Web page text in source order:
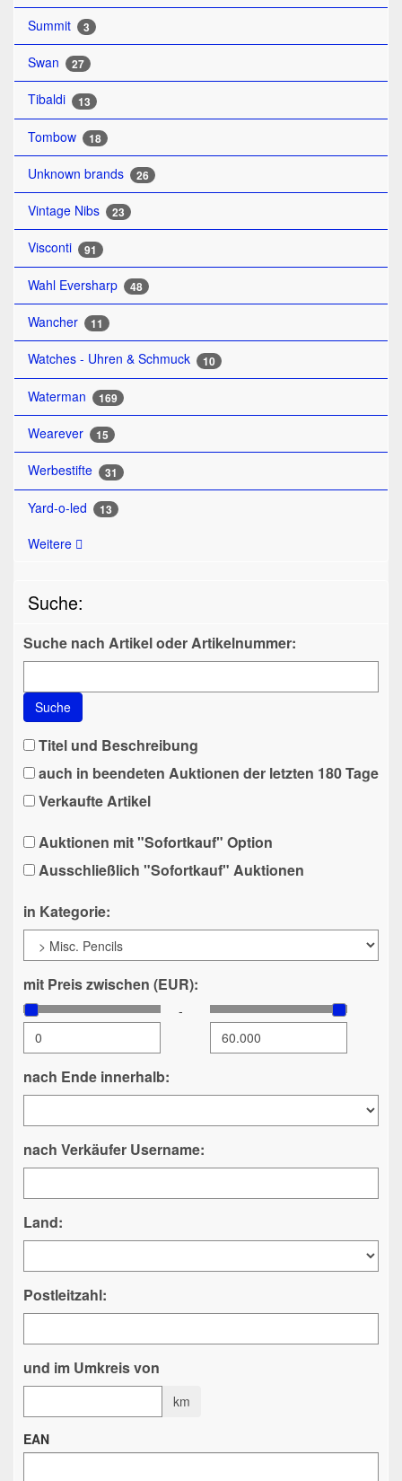
Summit 3
Swan 27
Tibaldi 13
Tombow 18
Unknown brands 26
Vintage Nibs 23
Visconti 91
Wahl Eversharp 48
Wancher 11
Watches - Uhren & Schmuck 10
Waterman 169
Wearever 15
Werbestifte 31
Yard-o-led 13
Weitere
Suche:
Suche nach Artikel oder Artikelnummer:
Suche
Titel und Beschreibung
auch in beendeten Auktionen der letzten 180 Tage
Verkaufte Artikel
Auktionen mit "Sofortkauf" Option
Ausschließlich "Sofortkauf" Auktionen
in Kategorie:
mit Preis zwischen (EUR):
-
nach Ende innerhalb:
nach Verkäufer Username:
Land:
Postleitzahl:
und im Umkreis von
km
EAN